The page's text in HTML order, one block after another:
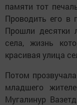
памяти тот
Проводить его в
Прошли
села, жизнь
красивая улица
Потом
младшего
Мугалинур